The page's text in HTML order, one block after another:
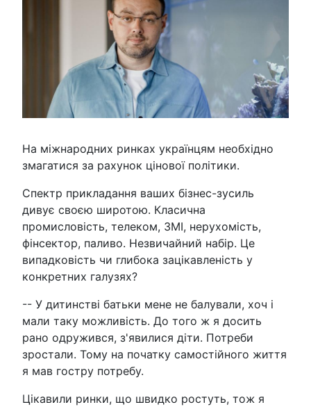
На міжнародних ринках українцям необхідно
змагатися за рахунок цінової політики.
Спектр прикладання ваших бізнес-зусиль
дивує своєю широтою. Класична
промисловість, телеком, ЗМІ, нерухомість,
фінсектор, паливо. Незвичайний набір. Це
випадковість чи глибока зацікавленість у
конкретних галузях?
-- У дитинстві батьки мене не балували, хоч і
мали таку можливість. До того ж я досить
рано одружився, з'явилися діти. Потреби
зростали. Тому на початку самостійного життя
я мав гостру потребу.
Цікавили ринки, що швидко ростуть, тож я